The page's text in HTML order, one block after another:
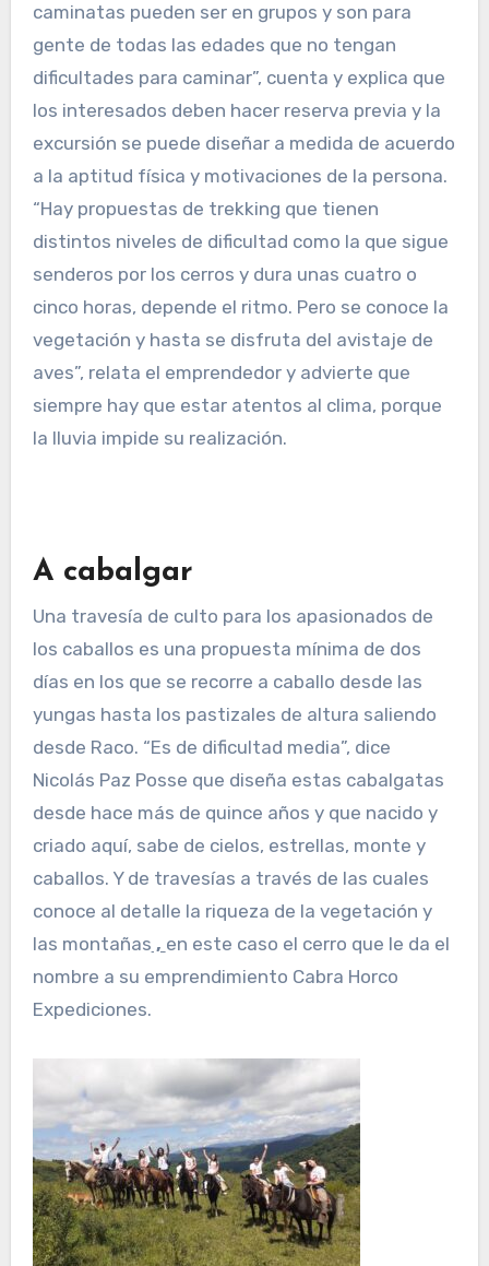
caminatas pueden ser en grupos y son para
gente de todas las edades que no tengan
dificultades para caminar”, cuenta y explica que
los interesados deben hacer reserva previa y la
excursión se puede diseñar a medida de acuerdo
a la aptitud física y motivaciones de la persona.
“Hay propuestas de trekking que tienen
distintos niveles de dificultad como la que sigue
senderos por los cerros y dura unas cuatro o
cinco horas, depende el ritmo. Pero se conoce la
vegetación y hasta se disfruta del avistaje de
aves”, relata el emprendedor y advierte que
siempre hay que estar atentos al clima, porque
la lluvia impide su realización.
A cabalgar
Una travesía de culto para los apasionados de
los caballos es una propuesta mínima de dos
días en los que se recorre a caballo desde las
yungas hasta los pastizales de altura saliendo
desde Raco. “Es de dificultad media”, dice
Nicolás Paz Posse que diseña estas cabalgatas
desde hace más de quince años y que nacido y
criado aquí, sabe de cielos, estrellas, monte y
caballos. Y de travesías a través de las cuales
conoce al detalle la riqueza de la vegetación y
las montañas , en este caso el cerro que le da el
nombre a su emprendimiento Cabra Horco
Expediciones.